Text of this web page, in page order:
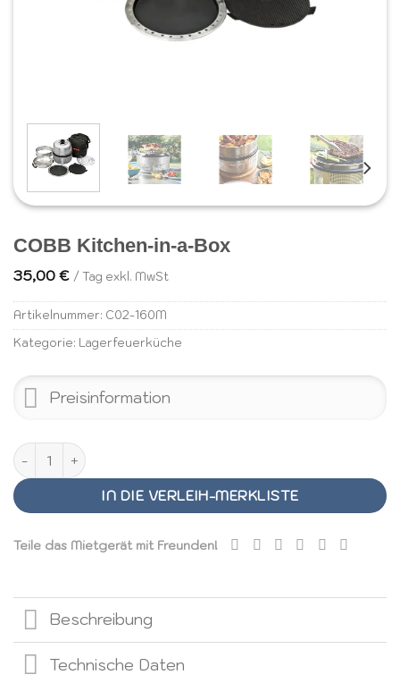
COBB Kitchen-in-a-Box
35,00 € / Tag exkl. MwSt
Artikelnummer: C02-160M
Kategorie: Lagerfeuerküche
Preisinformation
COBB Kitchen-in-a-Box Menge
IN DIE VERLEIH-MERKLISTE
Teile das Mietgerät mit Freunden!
Beschreibung
Technische Daten